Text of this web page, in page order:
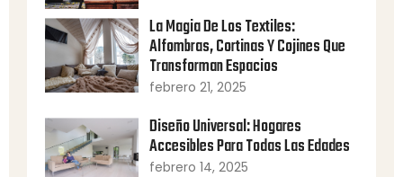
La Magia De Los Textiles:
Alfombras, Cortinas Y Cojines Que
Transforman Espacios
febrero 21, 2025
Diseño Universal: Hogares
Accesibles Para Todas Las Edades
febrero 14, 2025